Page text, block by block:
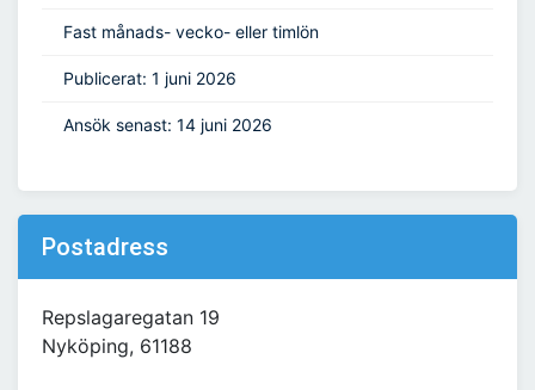
Fast månads- vecko- eller timlön
Publicerat: 1 juni 2026
Ansök senast: 14 juni 2026
Postadress
Repslagaregatan 19
Nyköping, 61188